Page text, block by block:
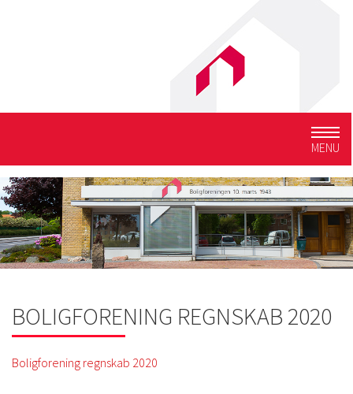
MENU
BOLIGFORENING REGNSKAB 2020
Boligforening regnskab 2020